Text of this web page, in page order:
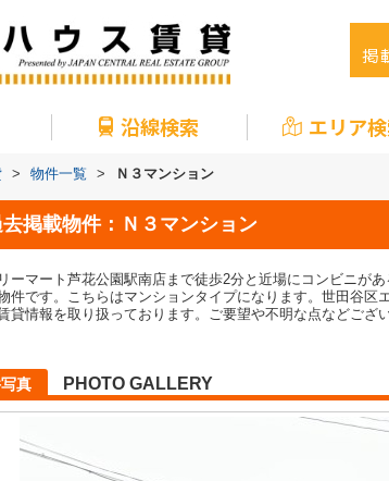
掲
沿線検索 エリア
> 物件一覧 > Ｎ３マンション
掲載物件：Ｎ３マンション
ーマート芦花公園駅南店まで徒歩2分と近場にコンビニが
件です。こちらはマンションタイプになります。世田谷
貸情報を取り扱っております。ご要望や不明な点などござ
真 PHOTO GALLERY